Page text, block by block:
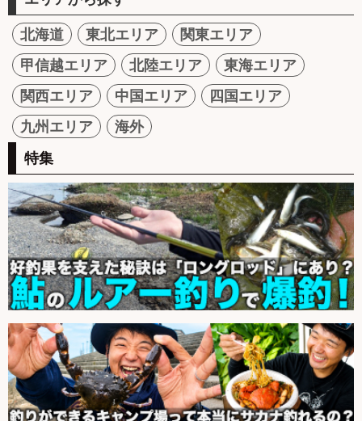
北海道 東北エリア
関東エリア
甲信越エリア
北陸エリア
東海エリア
関西エリア
中国エリア
四国エリア
九州エリア
海外
特集